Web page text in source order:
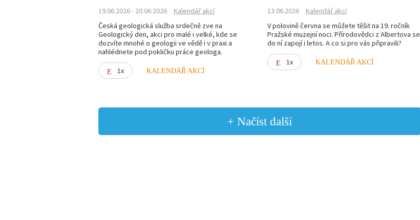
19.06.2026 - 20.06.2026
Kalendář akcí
Česká geologická služba srdečně zve na
Geologický den, akci pro malé i velké, kde se
dozvíte mnohé o geologii ve vědě i v praxi a
nahlédnete pod pokličku práce geologa.
1x KALENDÁŘ AKCÍ
13.06.2026
Kalendář akcí
V polovině června se můžete těšit na 19. ročník
Pražské muzejní noci. Přírodovědci z Albertova se
do ní zapojí i letos. A co si pro vás připravili?
1x KALENDÁŘ AKCÍ
+ Načíst další